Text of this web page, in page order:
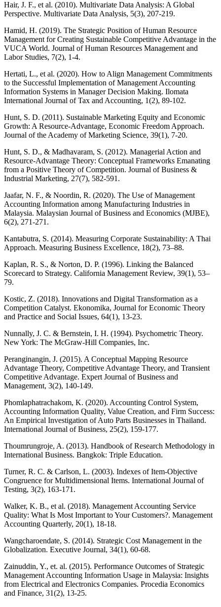
Hair, J. F., et al. (2010). Multivariate Data Analysis: A Global
Perspective. Multivariate Data Analysis, 5(3), 207-219.
Hamid, H. (2019). The Strategic Position of Human Resource
Management for Creating Sustainable Competitive Advantage in the
VUCA World. Journal of Human Resources Management and
Labor Studies, 7(2), 1-4.
Hertati, L., et al. (2020). How to Align Management Commitments
to the Successful Implementation of Management Accounting
Information Systems in Manager Decision Making. Ilomata
International Journal of Tax and Accounting, 1(2), 89-102.
Hunt, S. D. (2011). Sustainable Marketing Equity and Economic
Growth: A Resource-Advantage, Economic Freedom Approach.
Journal of the Academy of Marketing Science, 39(1), 7-20.
Hunt, S. D., & Madhavaram, S. (2012). Managerial Action and
Resource‐Advantage Theory: Conceptual Frameworks Emanating
from a Positive Theory of Competition. Journal of Business &
Industrial Marketing, 27(7), 582-591.
Jaafar, N. F., & Noordin, R. (2020). The Use of Management
Accounting Information among Manufacturing Industries in
Malaysia. Malaysian Journal of Business and Economics (MJBE),
6(2), 271-271.
Kantabutra, S. (2014). Measuring Corporate Sustainability: A Thai
Approach. Measuring Business Excellence, 18(2), 73–88.
Kaplan, R. S., & Norton, D. P. (1996). Linking the Balanced
Scorecard to Strategy. California Management Review, 39(1), 53–
79.
Kostic, Z. (2018). Innovations and Digital Transformation as a
Competition Catalyst. Ekonomika, Journal for Economic Theory
and Practice and Social Issues, 64(1), 13-23.
Nunnally, J. C. & Bernstein, I. H. (1994). Psychometric Theory.
New York: The McGraw-Hill Companies, Inc.
Peranginangin, J. (2015). A Conceptual Mapping Resource
Advantage Theory, Competitive Advantage Theory, and Transient
Competitive Advantage. Expert Journal of Business and
Management, 3(2), 140-149.
Phomlaphatrachakom, K. (2020). Accounting Control System,
Accounting Information Quality, Value Creation, and Firm Success:
An Empirical Investigation of Auto Parts Businesses in Thailand.
International Journal of Business, 25(2), 159-177.
Thoumrungroje, A. (2013). Handbook of Research Methodology in
International Business. Bangkok: Triple Education.
Turner, R. C. & Carlson, L. (2003). Indexes of Item-Objective
Congruence for Multidimensional Items. International Journal of
Testing, 3(2), 163-171.
Walker, K. B., et al. (2018). Management Accounting Service
Quality: What Is Most Important to Your Customers?. Management
Accounting Quarterly, 20(1), 18-18.
Wangcharoendate, S. (2014). Strategic Cost Management in the
Globalization. Executive Journal, 34(1), 60-68.
Zainuddin, Y., et. al. (2015). Performance Outcomes of Strategic
Management Accounting Information Usage in Malaysia: Insights
from Electrical and Electronics Companies. Procedia Economics
and Finance, 31(2), 13-25.